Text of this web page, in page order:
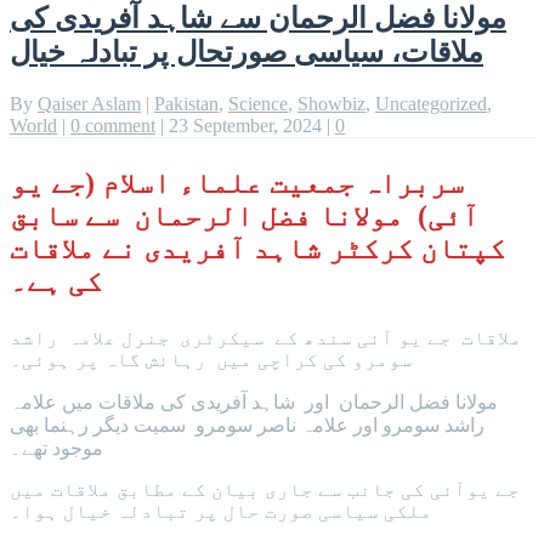
مولانا فضل الرحمان سے شاہد آفریدی کی
ملاقات، سیاسی صورتحال پر تبادلہ خیال
By Qaiser Aslam | Pakistan, Science, Showbiz, Uncategorized,
World | 0 comment | 23 September, 2024 | 0
سربراہ جمعیت علماء اسلام (جے یو
آئی) مولانا فضل الرحمان سے سابق
کپتان کرکٹر شاہد آفریدی نے ملاقات
کی ہے۔
ملاقات جے یو آئی سندھ کے سیکرٹری جنرل علامہ راشد
سومرو کی کراچی میں رہائش گاہ پر ہوئی۔
مولانا فضل الرحمان اور شاہد آفریدی کی ملاقات میں علامہ
راشد سومرو اور علامہ ناصر سومرو سمیت دیگر رہنما بھی
موجود تھے۔
جے یوآئی کی جانب سے جاری بیان کے مطابق ملاقات میں
ملکی سیاسی صورت حال پر تبادلہ خیال ہوا۔